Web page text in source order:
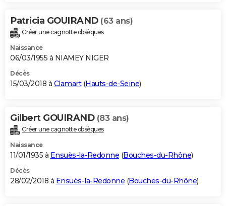
Patricia GOUIRAND (63 ans)
Créer une cagnotte obsèques
Naissance
06/03/1955 à NIAMEY NIGER
Décès
15/03/2018 à Clamart(Hauts-de-Seine)
Gilbert GOUIRAND (83 ans)
Créer une cagnotte obsèques
Naissance
11/01/1935 à Ensuès-la-Redonne (Bouches-du-Rhône)
Décès
28/02/2018 à Ensuès-la-Redonne (Bouches-du-Rhône)